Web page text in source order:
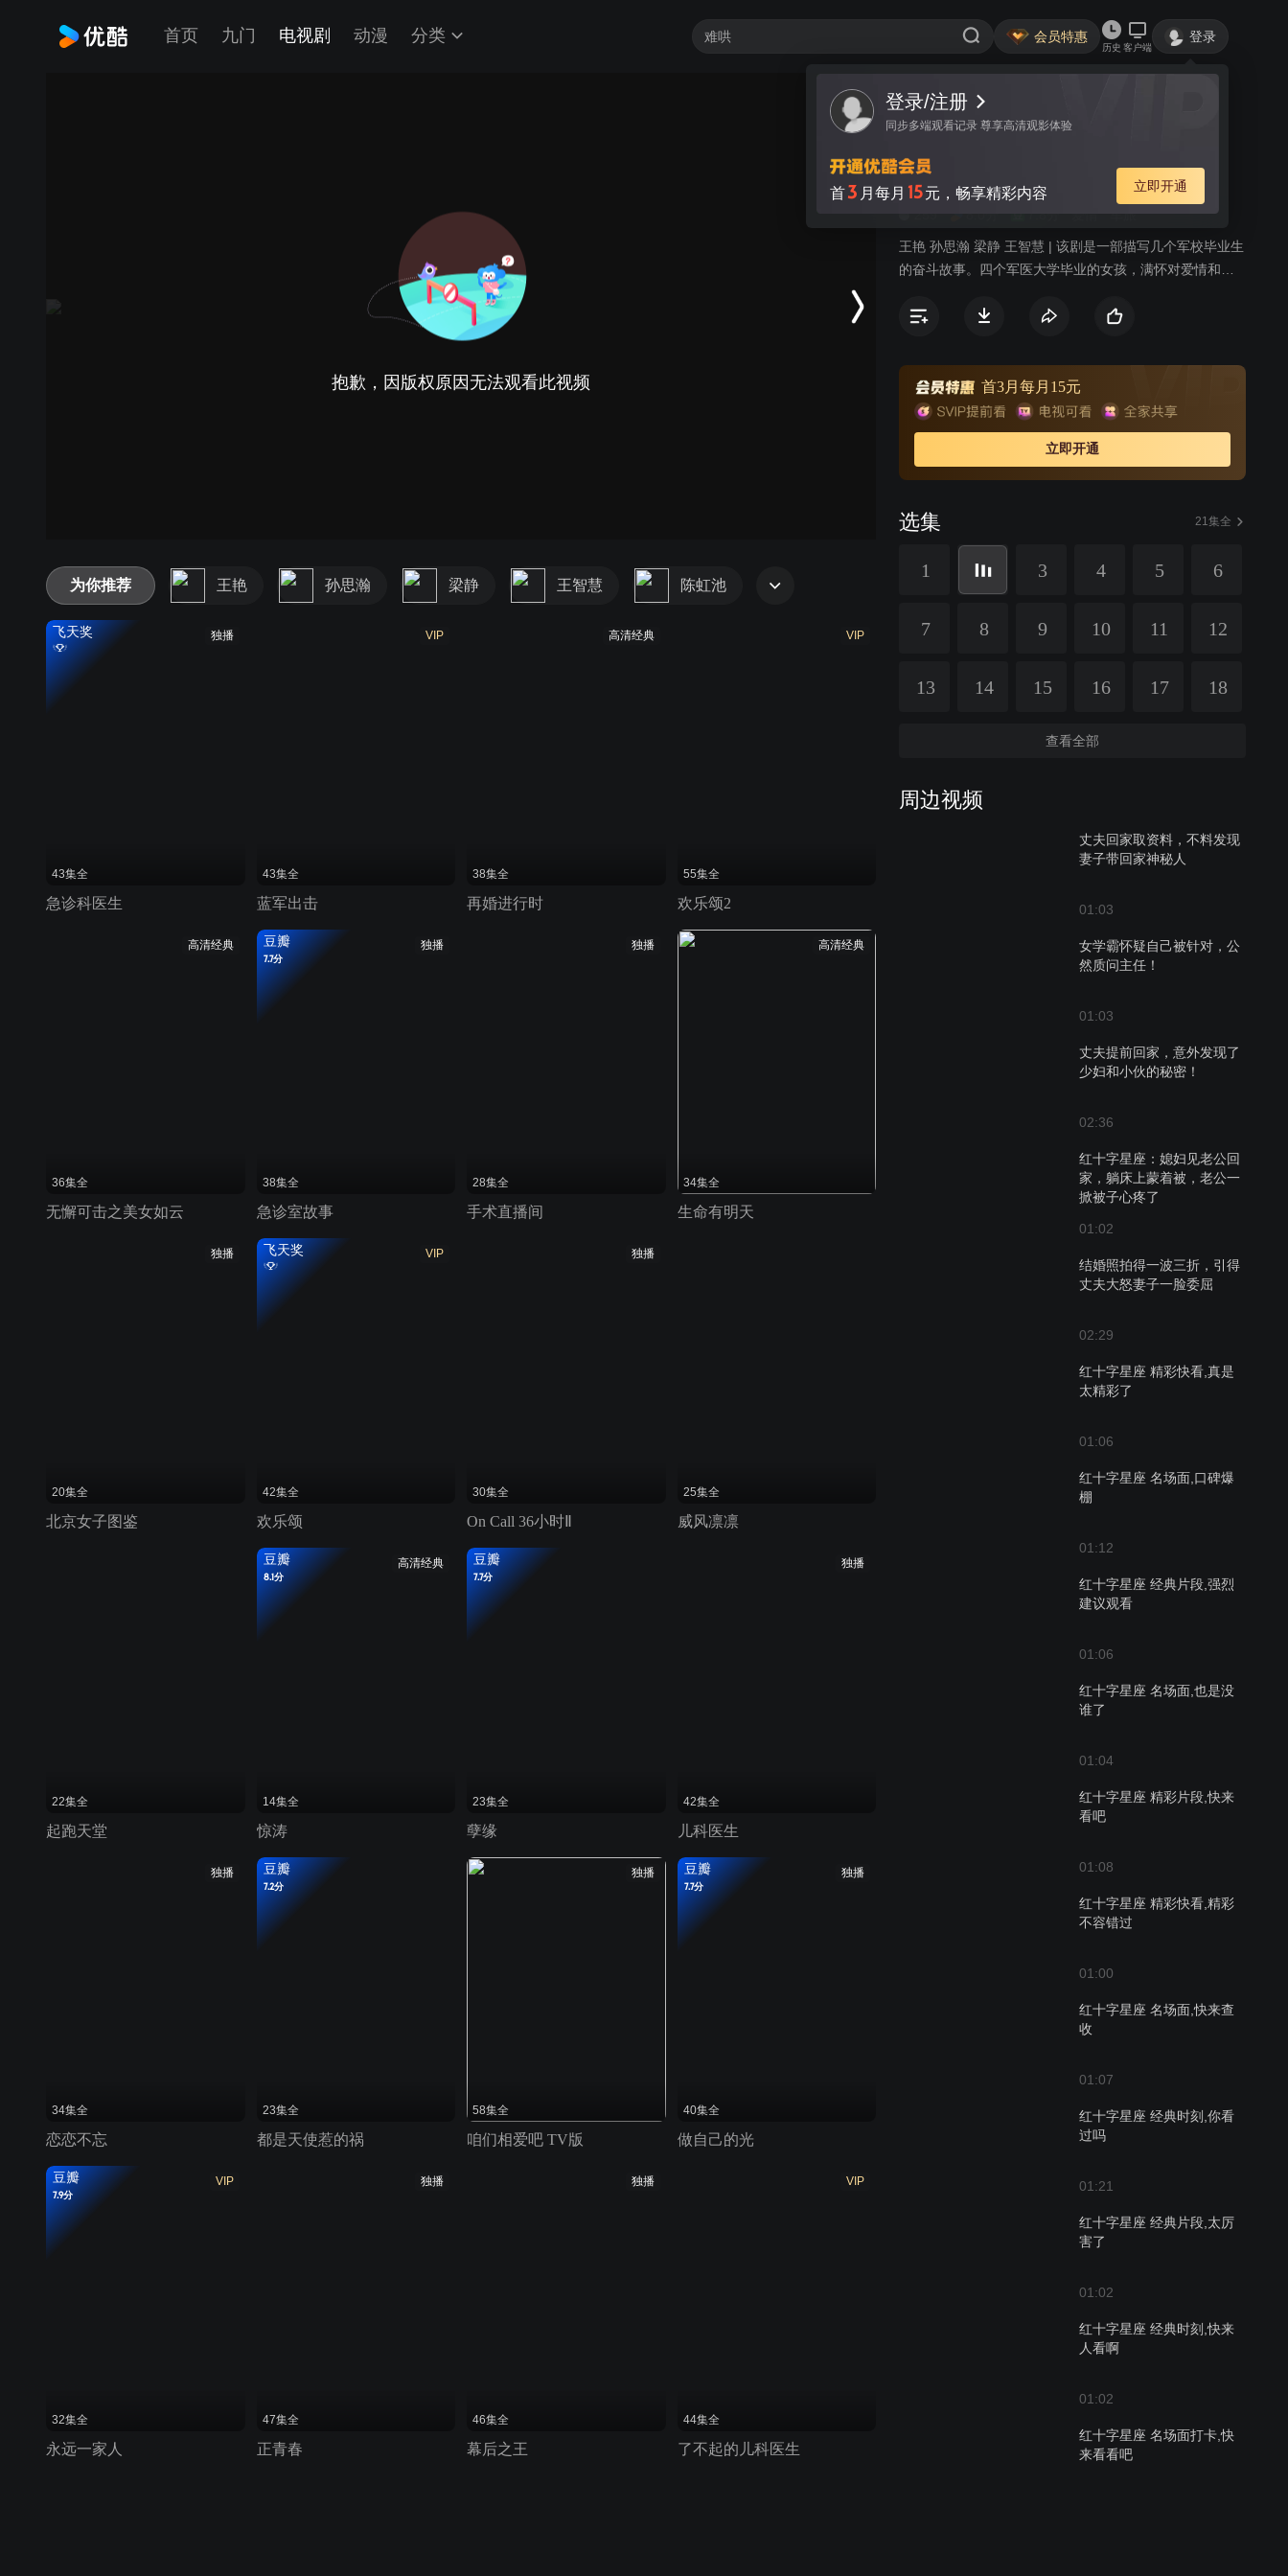
首页 九门 电视剧 动漫 分类 会员特惠
历史 客户端
登录
登录/注册
同步多端观看记录 尊享高清观影体验
首3 月每月 15元，畅享精彩内容 立即开通
抱歉，因版权原因无法观看此视频
视频 讨论
红十字星座
7.8分 爱情 军旅
王艳 孙思瀚 梁静 王智慧 | 该剧是一部描写几个军校毕业生
的奋斗故事。四个军医大学毕业的女孩，满怀对爱情和事
小卉和孙薇。在红十字的星空下，她们是一个个无名的星
首3月每月15元
立即开通
选集 21集全
1 3 4 5 6
7 8 9 10 11 12
13 14 15 16 17 18
查看全部
周边视频
丈夫回家取资料，不料发现
妻子带回家神秘人
01:03
女学霸怀疑自己被针对，公
然质问主任！
01:03
丈夫提前回家，意外发现了
少妇和小伙的秘密！
02:36
红十字星座：媳妇见老公回
家，躺床上蒙着被，老公一
掀被子心疼了
01:02
结婚照拍得一波三折，引得
丈夫大怒妻子一脸委屈
02:29
红十字星座 精彩快看,真是
太精彩了
01:06
红十字星座 名场面,口碑爆
棚
01:12
红十字星座 经典片段,强烈
建议观看
01:06
红十字星座 名场面,也是没
谁了
01:04
红十字星座 精彩片段,快来
看吧
01:08
红十字星座 精彩快看,精彩
不容错过
01:00
红十字星座 名场面,快来查
收
01:07
红十字星座 经典时刻,你看
过吗
01:21
红十字星座 经典片段,太厉
害了
01:02
红十字星座 经典时刻,快来
人看啊
01:02
红十字星座 名场面打卡,快
来看看吧
为你推荐 王艳 孙思瀚 梁静 王智慧 陈虹池
独播
飞天奖
43集全
急诊科医生
VIP
43集全
蓝军出击
高清经典
38集全
再婚进行时
VIP
55集全
欢乐颂2
高清经典
36集全
无懈可击之美女如云
独播
豆瓣
7.7分
38集全
急诊室故事
独播
28集全
手术直播间
高清经典
34集全
生命有明天
独播
20集全
北京女子图鉴
VIP
飞天奖
42集全
欢乐颂
独播
30集全
On Call 36小时Ⅱ
25集全
威风凛凛
22集全
起跑天堂
高清经典
豆瓣
8.1分
14集全
惊涛
豆瓣
7.7分
23集全
孽缘
独播
42集全
儿科医生
独播
34集全
恋恋不忘
豆瓣
7.2分
23集全
都是天使惹的祸
独播
58集全
咱们相爱吧 TV版
独播
豆瓣
7.7分
40集全
做自己的光
VIP
豆瓣
7.9分
32集全
永远一家人
独播
47集全
正青春
独播
46集全
幕后之王
VIP
44集全
了不起的儿科医生